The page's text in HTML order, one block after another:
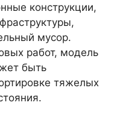
конструкции,
мусор.
работ, модель
быть
тяжелых